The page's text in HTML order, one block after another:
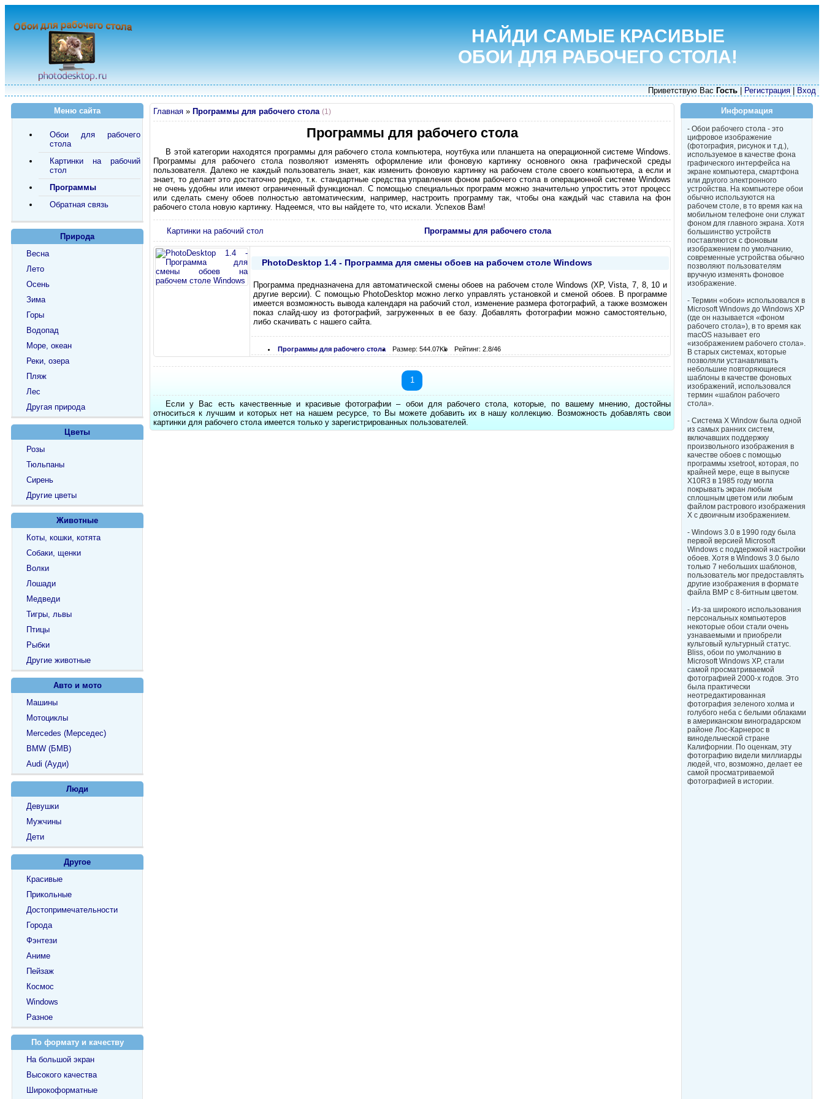
НАЙДИ САМЫЕ КРАСИВЫЕ
ОБОИ ДЛЯ РАБОЧЕГО СТОЛА!
Приветствую Вас Гость Регистрация Вход
Главная » Программы для рабочего стола (1)
Программы для рабочего стола
В этой категории находятся программы для рабочего стола компьютера, ноутбука или планшета на операционной системе Windows.
Программы для рабочего стола позволяют изменять оформление или фоновую картинку основного окна графической среды
пользователя. Далеко не каждый пользователь знает, как изменить фоновую картинку на рабочем столе своего компьютера, а если и
знает, то делает это достаточно редко, т.к. стандартные средства управления фоном рабочего стола в операционной системе Windows
не очень удобны или имеют ограниченный функционал. С помощью специальных программ можно значительно упростить этот процесс
или сделать смену обоев полностью автоматическим, например, настроить программу так, чтобы она каждый час ставила на фон
рабочего стола новую картинку. Надеемся, что вы найдете то, что искали. Успехов Вам!
Картинки на рабочий стол Программы для рабочего стола
PhotoDesktop 1.4 - Программа для смены обоев на рабочем столе Windows
Программа предназначена для автоматической смены обоев на рабочем столе Windows (XP, Vista, 7, 8, 10 и
другие версии). С помощью PhotoDesktop можно легко управлять установкой и сменой обоев. В программе
имеется возможность вывода календаря на рабочий стол, изменение размера фотографий, а также возможен
показ слайд-шоу из фотографий, загруженных в ее базу. Добавлять фотографии можно самостоятельно,
либо скачивать с нашего сайта.
Программы для рабочего стола Размер: 544.07Kb Рейтинг: 2.8/46
1
Если у Вас есть качественные и красивые фотографии – обои для рабочего стола, которые, по вашему мнению, достойны
относиться к лучшим и которых нет на нашем ресурсе, то Вы можете добавить их в нашу коллекцию. Возможность добавлять свои
картинки для рабочего стола имеется только у зарегистрированных пользователей.
Меню сайта
Обои для рабочего
стола
Картинки на рабочий
стол
Программы
Обратная связь
Природа
Весна
Лето
Осень
Зима
Горы
Водопад
Море, океан
Реки, озера
Пляж
Лес
Другая природа
Цветы
Розы
Тюльпаны
Сирень
Другие цветы
Животные
Коты, кошки, котята
Собаки, щенки
Волки
Лошади
Медведи
Тигры, львы
Птицы
Рыбки
Другие животные
Авто и мото
Машины
Мотоциклы
Mercedes (Мерседес)
BMW (БМВ)
Audi (Ауди)
Люди
Девушки
Мужчины
Дети
Другое
Красивые
Прикольные
Достопримечательности
Города
Фэнтези
Аниме
Пейзаж
Космос
Windows
Разное
По формату и качеству
На большой экран
Высокого качества
Широкоформатные
Информация
- Обои рабочего стола - это
цифровое изображение
(фотография, рисунок и т.д.),
используемое в качестве фона
графического интерфейса на
экране компьютера, смартфона
или другого электронного
устройства. На компьютере обои
обычно используются на
рабочем столе, в то время как на
мобильном телефоне они служат
фоном для главного экрана. Хотя
большинство устройств
поставляются с фоновым
изображением по умолчанию,
современные устройства обычно
позволяют пользователям
вручную изменять фоновое
изображение.
- Термин «обои» использовался в
Microsoft Windows до Windows XP
(где он называется «фоном
рабочего стола»), в то время как
macOS называет его
«изображением рабочего стола».
В старых системах, которые
позволяли устанавливать
небольшие повторяющиеся
шаблоны в качестве фоновых
изображений, использовался
термин «шаблон рабочего
стола».
- Система X Window была одной
из самых ранних систем,
включавших поддержку
произвольного изображения в
качестве обоев с помощью
программы xsetroot, которая, по
крайней мере, еще в выпуске
X10R3 в 1985 году могла
покрывать экран любым
сплошным цветом или любым
файлом растрового изображения
X с двоичным изображением.
- Windows 3.0 в 1990 году была
первой версией Microsoft
Windows с поддержкой настройки
обоев. Хотя в Windows 3.0 было
только 7 небольших шаблонов,
пользователь мог предоставлять
другие изображения в формате
файла BMP с 8-битным цветом.
- Из-за широкого использования
персональных компьютеров
некоторые обои стали очень
узнаваемыми и приобрели
культовый культурный статус.
Bliss, обои по умолчанию в
Microsoft Windows XP, стали
самой просматриваемой
фотографией 2000-х годов. Это
была практически
неотредактированная
фотография зеленого холма и
голубого неба с белыми облаками
в американском виноградарском
районе Лос-Карнерос в
винодельческой стране
Калифорнии. По оценкам, эту
фотографию видели миллиарды
людей, что, возможно, делает ее
самой просматриваемой
фотографией в истории.